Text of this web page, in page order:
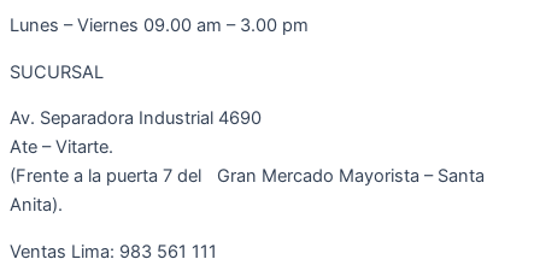
Lunes – Viernes 09.00 am – 3.00 pm
SUCURSAL
Av. Separadora Industrial 4690
Ate – Vitarte.
(Frente a la puerta 7 del Gran Mercado Mayorista – Santa
Anita).
Ventas Lima: 983 561 111